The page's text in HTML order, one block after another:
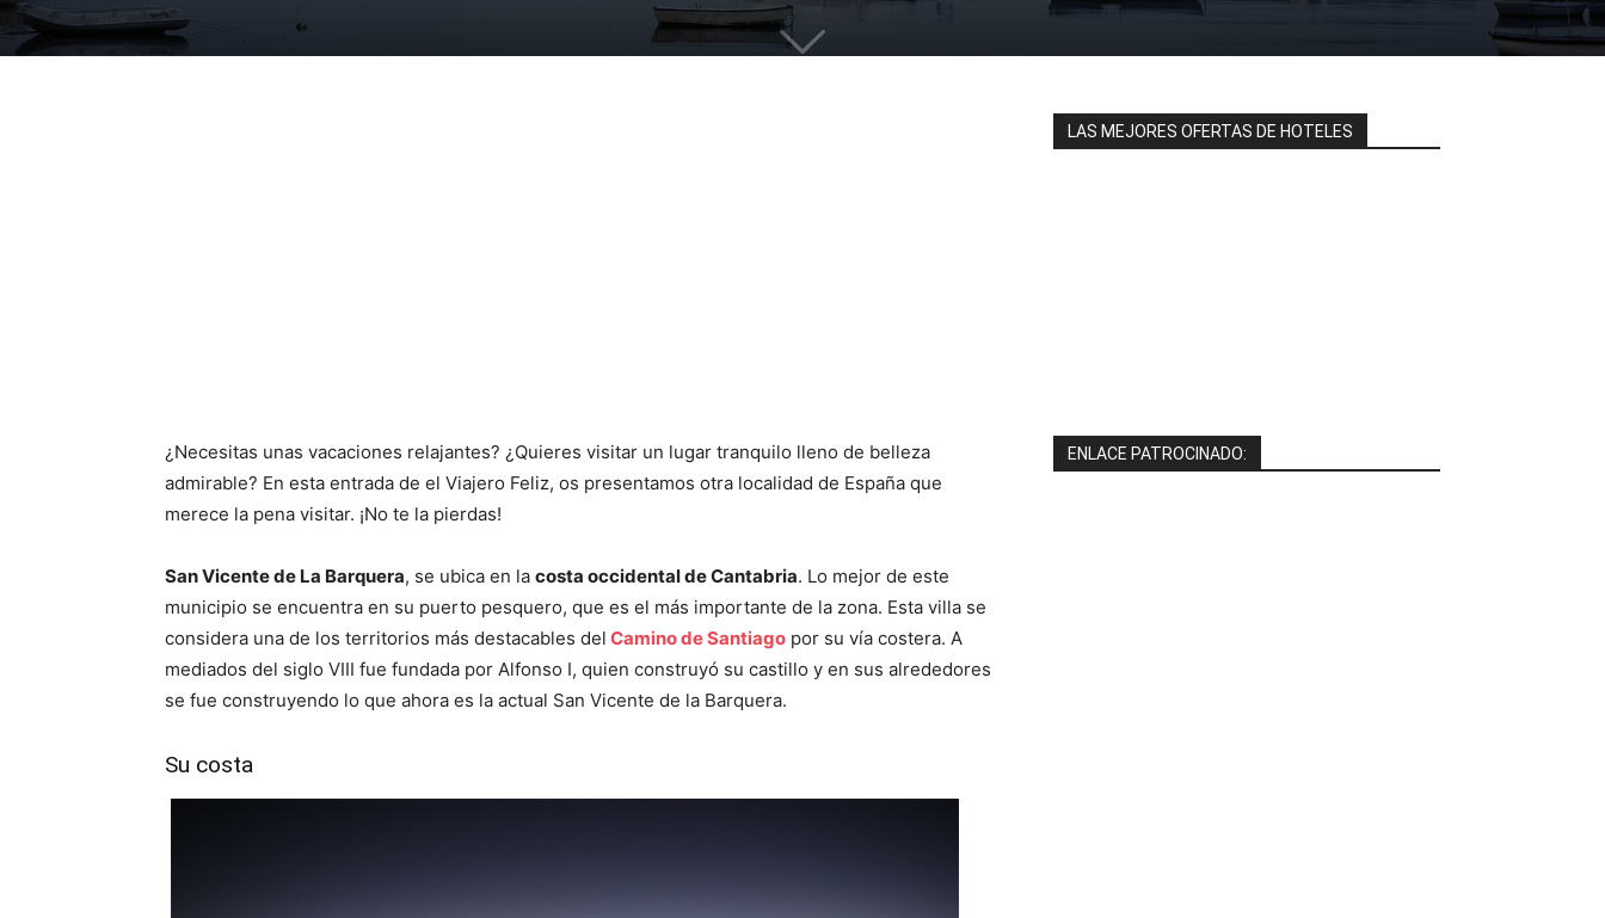
¿Necesitas unas vacaciones relajantes? ¿Quieres visitar un lugar tranquilo lleno de belleza
admirable? En esta entrada de el Viajero Feliz, os presentamos otra localidad de España que
merece la pena visitar. ¡No te la pierdas!
San Vicente de La Barquera, se ubica en la costa occidental de Cantabria. Lo mejor de este
municipio se encuentra en su puerto pesquero, que es el más importante de la zona. Esta villa se
considera una de los territorios más destacables del Camino de Santiago por su vía costera. A
mediados del siglo VIII fue fundada por Alfonso I, quien construyó su castillo y en sus alrededores
se fue construyendo lo que ahora es la actual San Vicente de la Barquera.
Su costa
LAS MEJORES OFERTAS DE HOTELES
ENLACE PATROCINADO: